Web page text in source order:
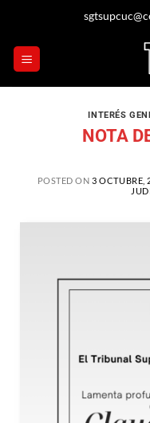
INTERÉS
NOTA
POSTED ON3 OCTUBRE,